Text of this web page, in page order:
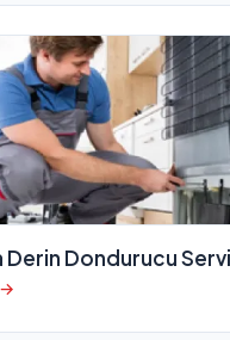
Dondurucu
→